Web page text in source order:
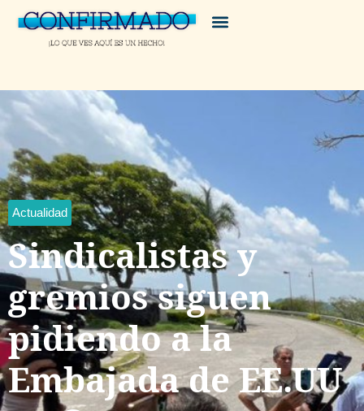
Actualidad
Sindicalistas y
gremios siguen
pidiendo a la
Embajada de EE.UU